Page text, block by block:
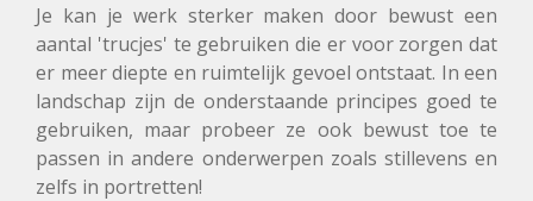
Je kan je werk sterker maken door bewust een
aantal 'trucjes' te gebruiken die er voor zorgen dat
er meer diepte en ruimtelijk gevoel ontstaat. In een
landschap zijn de onderstaande principes goed te
gebruiken, maar probeer ze ook bewust toe te
passen in andere onderwerpen zoals stillevens en
zelfs in portretten!